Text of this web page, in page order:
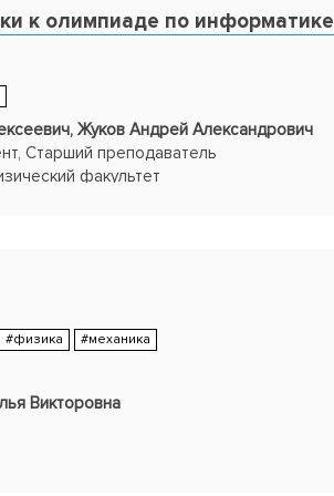
Владимир Сергеевич
к олимпиаде по информатике
Жуков Андрей Александрович
Старший преподаватель
факультет
#физика #механика
Викторовна